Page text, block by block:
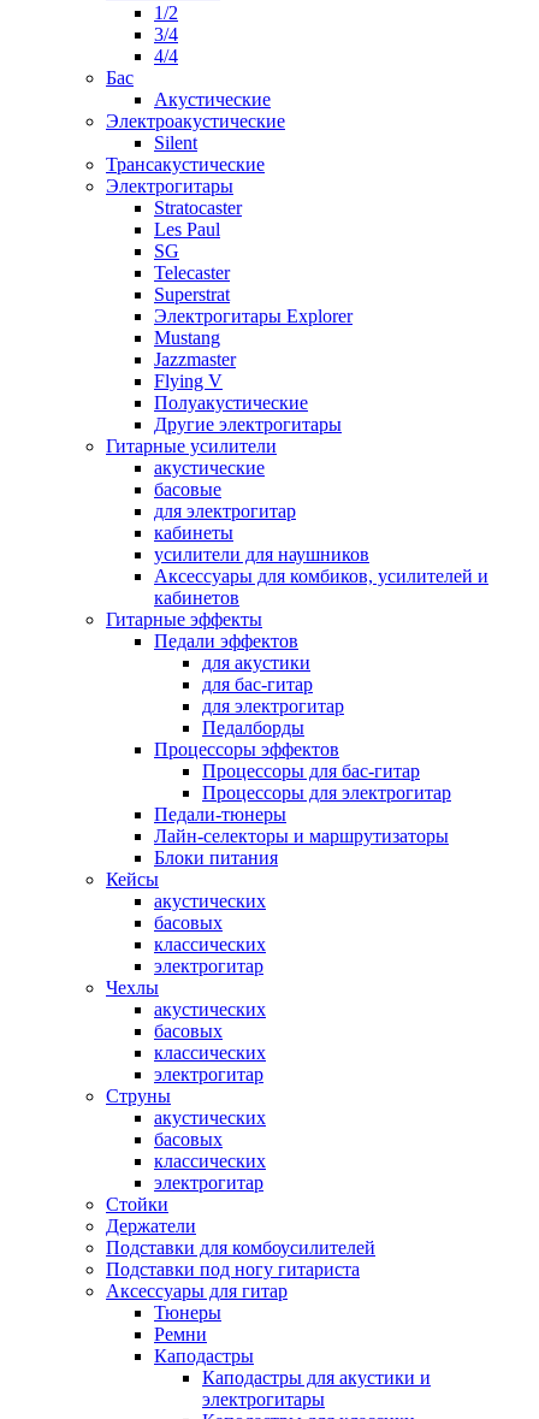
1/2
3/4
4/4
Бас
Акустические
Электроакустические
Silent
Трансакустические
Электрогитары
Stratocaster
Les Paul
SG
Telecaster
Superstrat
Электрогитары Explorer
Mustang
Jazzmaster
Flying V
Полуакустические
Другие электрогитары
Гитарные усилители
акустические
басовые
для электрогитар
кабинеты
усилители для наушников
Аксессуары для комбиков, усилителей и
кабинетов
Гитарные эффекты
Педали эффектов
для акустики
для бас-гитар
для электрогитар
Педалборды
Процессоры эффектов
Процессоры для бас-гитар
Процессоры для электрогитар
Педали-тюнеры
Лайн-селекторы и маршрутизаторы
Блоки питания
Кейсы
акустических
басовых
классических
электрогитар
Чехлы
акустических
басовых
классических
электрогитар
Струны
акустических
басовых
классических
электрогитар
Стойки
Держатели
Подставки для комбоусилителей
Подставки под ногу гитариста
Аксессуары для гитар
Тюнеры
Ремни
Каподастры
Каподастры для акустики и
электрогитары